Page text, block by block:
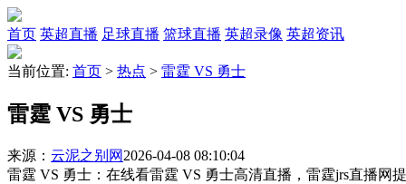
首页 英超直播 足球直播 篮球直播 英超录像 英超资讯
当前位置: 首页 > 热点 > 雷霆 VS 勇士
雷霆 VS 勇士
来源： 云泥之别网 2026-04-08 08:10:04
雷霆 VS 勇士：在线看雷霆 VS 勇士高清直播，雷霆jrs直播网